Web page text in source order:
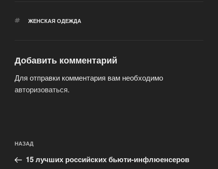
МЕТКИ
ЖЕНСКАЯ ОДЕЖДА
Добавить комментарий
Для отправки комментария вам необходимо
авторизоваться.
по
записям
Предыдущая
запись:
НАЗАД
15 лучших российских бьюти-инфлюенсеров